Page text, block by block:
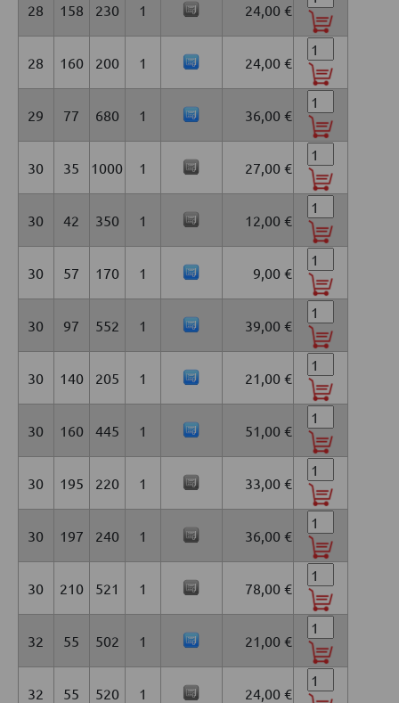
28 158 230 1 24,00 €
28 160 200 1 24,00 €
29 77 680 1 36,00 €
30 35 1000 1 27,00 €
30 42 350 1 12,00 €
30 57 170 1 9,00 €
30 97 552 1 39,00 €
30 140 205 1 21,00 €
30 160 445 1 51,00 €
30 195 220 1 33,00 €
30 197 240 1 36,00 €
30 210 521 1 78,00 €
32 55 502 1 21,00 €
32 55 520 1 24,00 €